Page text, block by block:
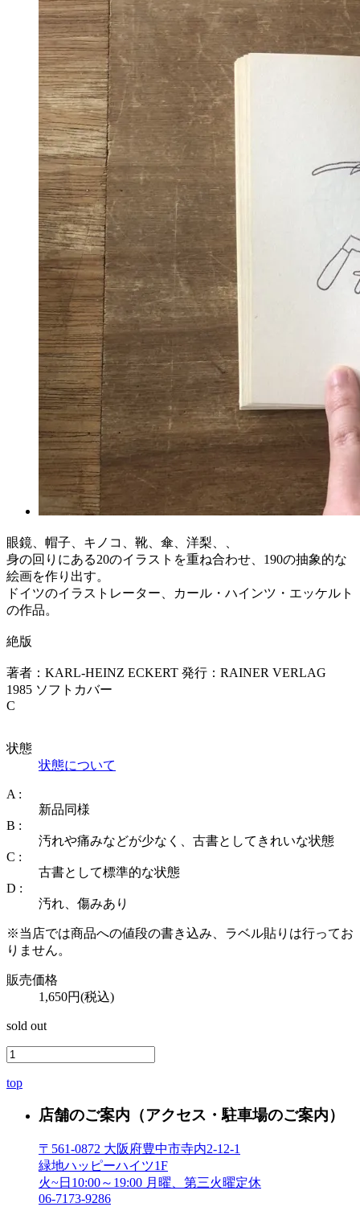
眼鏡、帽子、キノコ、靴、傘、洋梨、、
身の回りにある20のイラストを重ね合わせ、190の抽象的な
絵画を作り出す。
ドイツのイラストレーター、カール・ハインツ・エッケルト
の作品。
絶版
著者：KARL-HEINZ ECKERT 発行：RAINER VERLAG
1985 ソフトカバー
C
状態
状態について
A :
新品同様
B :
汚れや痛みなどが少なく、古書としてきれいな状態
C :
古書として標準的な状態
D :
汚れ、傷みあり
※当店では商品への値段の書き込み、ラベル貼りは行ってお
りません。
販売価格
1,650円(税込)
sold out
top
店舗のご案内 （アクセス・駐車場のご案内）
〒561-0872 大阪府豊中市寺内2-12-1
緑地ハッピーハイツ1F
火~日10:00～19:00 月曜、第三火曜定休
06-7173-9286